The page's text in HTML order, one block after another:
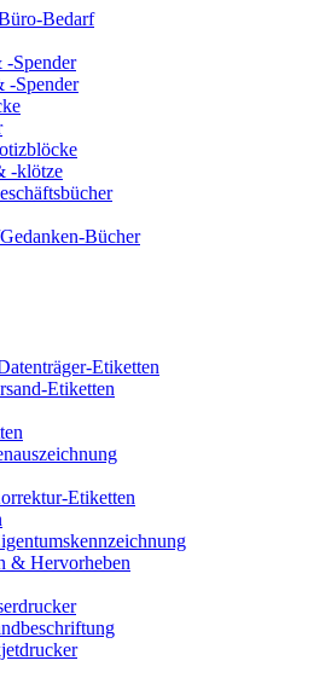
Bedarf
Spender
-Spender
-klötze
Bücher
Etiketten
Etiketten
Etiketten
& Hervorheben